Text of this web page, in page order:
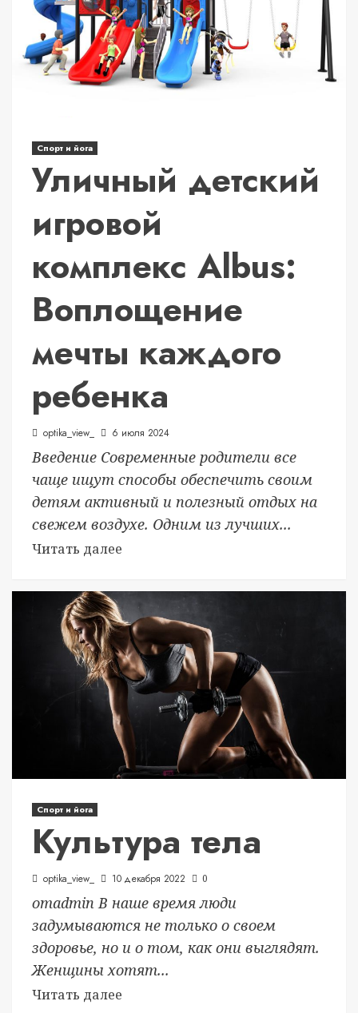
Спорт и йога
Уличный детский
игровой
комплекс Albus:
Воплощение
мечты каждого
ребенка
optika_view_ 6 июля 2024
Введение Современные родители все
чаще ищут способы обеспечить своим
детям активный и полезный отдых на
свежем воздухе. Одним из лучших...
Читать далее
Спорт и йога
Культура тела
optika_view_ 10 декабря 2022 0
отadmin В наше время люди
задумываются не только о своем
здоровье, но и о том, как они выглядят.
Женщины хотят...
Читать далее